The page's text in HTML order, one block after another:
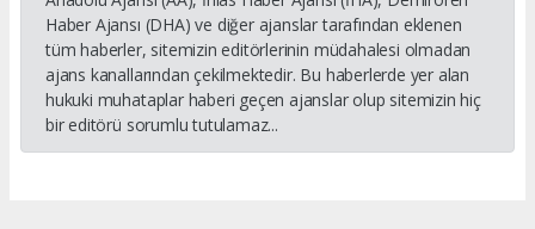
Haber Ajansı (DHA) ve diğer ajanslar tarafından eklenen
tüm haberler, sitemizin editörlerinin müdahalesi olmadan
ajans kanallarından çekilmektedir. Bu haberlerde yer alan
hukuki muhataplar haberi geçen ajanslar olup sitemizin hiç
bir editörü sorumlu tutulamaz...